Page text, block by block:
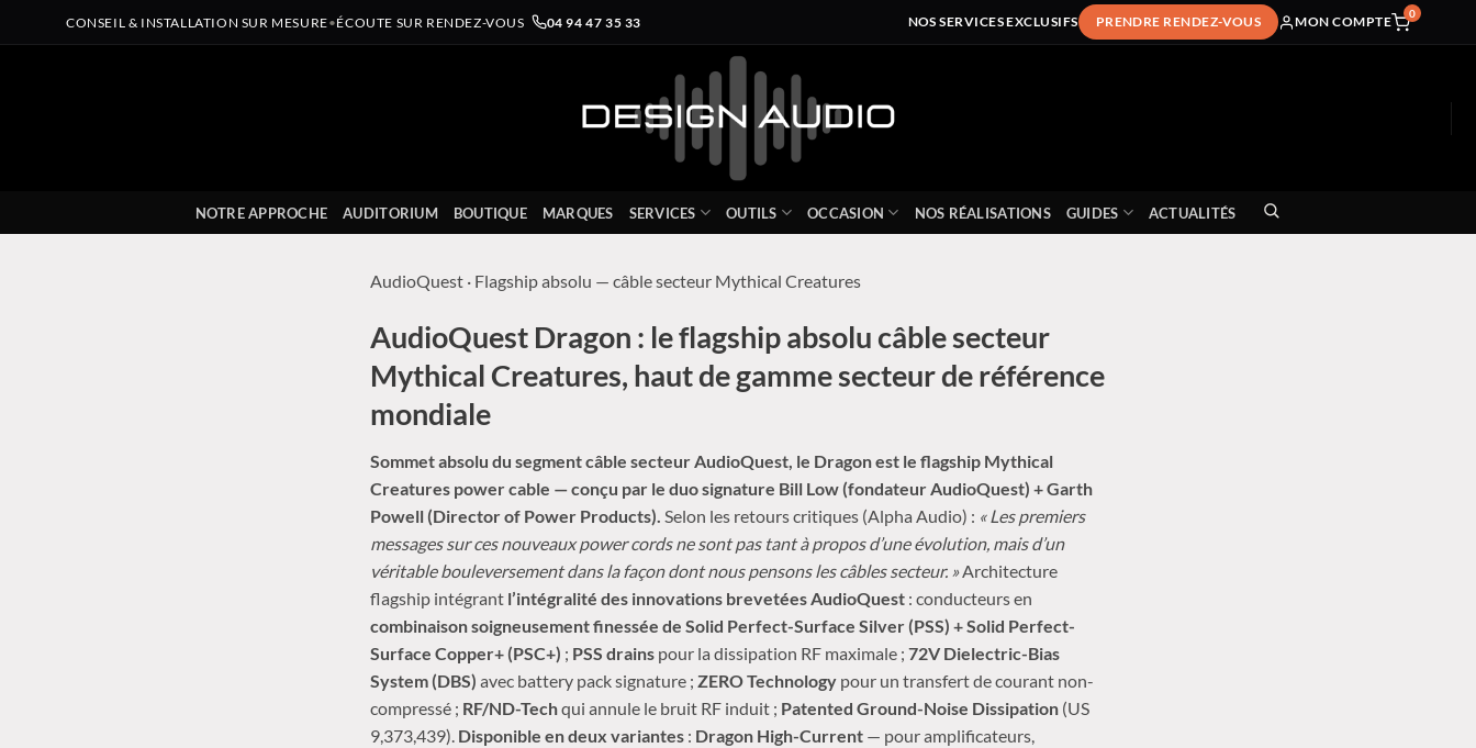
CONSEIL & INSTALLATION SUR MESURE•ÉCOUTE SUR RENDEZ-VOUS 04 94 47 35 33 NOS SERVICES EXCLUSIFS PRENDRE RENDEZ-VOUS MON COMPTE
0
NOTRE APPROCHE AUDITORIUM BOUTIQUE MARQUES SERVICES OUTILS OCCASION NOS RÉALISATIONS GUIDES ACTUALITÉS
AudioQuest · Flagship absolu — câble secteur Mythical Creatures
AudioQuest Dragon : le flagship absolu câble secteur
Mythical Creatures, haut de gamme secteur de référence
mondiale
Sommet absolu du segment câble secteur AudioQuest, le Dragon est le flagship Mythical
Creatures power cable — conçu par le duo signature Bill Low (fondateur AudioQuest) + Garth
Powell (Director of Power Products). Selon les retours critiques (Alpha Audio) : « Les premiers
messages sur ces nouveaux power cords ne sont pas tant à propos d’une évolution, mais d’un
véritable bouleversement dans la façon dont nous pensons les câbles secteur. »Architecture
flagship intégrant l’intégralité des innovations brevetées AudioQuest : conducteurs en
combinaison soigneusement finessée de Solid Perfect-Surface Silver (PSS) + Solid Perfect-
Surface Copper+ (PSC+) ; PSS drains pour la dissipation RF maximale ; 72V Dielectric-Bias
System (DBS) avec battery pack signature ; ZERO Technology pour un transfert de courant non-
compressé ; RF/ND-Techqui annule le bruit RF induit ; Patented Ground-Noise Dissipation (US
9,373,439). Disponible en deux variantes : Dragon High-Current — pour amplificateurs,